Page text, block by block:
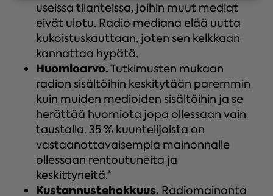
useissa tilanteissa, joihin muut mediat
eivät ulotu. Radio mediana elää uutta
kukoistuskauttaan, joten sen kelkkaan
kannattaa hypätä.
Huomioarvo.Tutkimusten mukaan
radion sisältöihin keskitytään paremmin
kuin muiden medioiden sisältöihin ja se
herättää huomiota jopa ollessaan vain
taustalla. 35 % kuuntelijoista on
vastaanottavaisempia mainonnalle
ollessaan rentoutuneita ja
keskittyneitä.*
Kustannustehokkuus. Radiomainonta